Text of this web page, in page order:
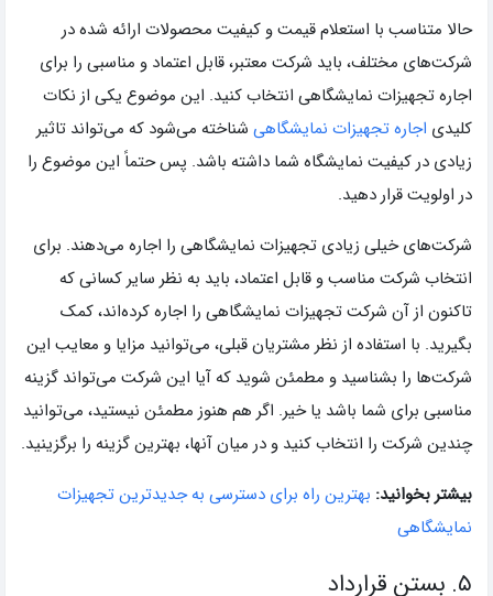
حالا متناسب با استعلام قیمت و کیفیت محصولات ارائه شده در
شرکت‌های مختلف، باید شرکت معتبر، قابل اعتماد و مناسبی را برای
اجاره تجهیزات نمایشگاهی انتخاب کنید. این موضوع یکی از نکات
کلیدی اجاره تجهیزات نمایشگاهی شناخته می‌شود که می‌تواند تاثیر
زیادی در کیفیت نمایشگاه شما داشته باشد. پس حتماً این موضوع را
در اولویت قرار دهید.
شرکت‌های خیلی زیادی تجهیزات نمایشگاهی را اجاره می‌دهند. برای
انتخاب شرکت مناسب و قابل اعتماد، باید به نظر سایر کسانی که
تاکنون از آن شرکت تجهیزات نمایشگاهی را اجاره کرده‌اند، کمک
بگیرید. با استفاده از نظر مشتریان قبلی، می‌توانید مزایا و معایب این
شرکت‌ها را بشناسید و مطمئن شوید که آیا این شرکت می‌تواند گزینه
مناسبی برای شما باشد یا خیر. اگر هم هنوز مطمئن نیستید، می‌توانید
چندین شرکت را انتخاب کنید و در میان آنها، بهترین گزینه را برگزینید.
بیشتر بخوانید: بهترین راه برای دسترسی به جدیدترین تجهیزات
نمایشگاهی
۵. بستن قرارداد